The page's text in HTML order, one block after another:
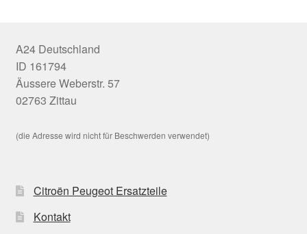
A24 Deutschland
ID 161794
Äussere Weberstr. 57
02763 Zittau
(die Adresse wird nicht für Beschwerden verwendet)
Citroën Peugeot Ersatzteile
Kontakt